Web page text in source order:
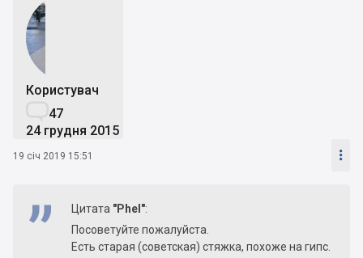
Користувач
47
24 грудня 2015
19 січ 2019 15:51 
Цитата "Phel":
Посоветуйте пожалуйста.
Есть старая (советская) стяжка, похоже на гипс.